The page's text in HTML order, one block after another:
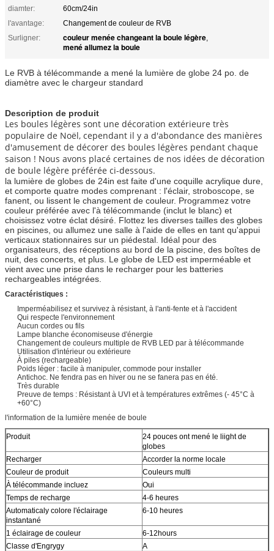
diamter:
60cm/24in
l'avantage:
Changement de couleur de RVB
Surligner:
couleur menée changeant la boule légère,
mené allumez la boule
Le RVB à télécommande a mené la lumière de globe 24 po. de
diamètre avec le chargeur standard
Description de produit
Les boules légères sont une décoration extérieure très
populaire de Noël, cependant il y a d'abondance des manières
d'amusement de décorer des boules légères pendant chaque
saison ! Nous avons placé certaines de nos idées de décoration
de boule légère préférée ci-dessous.
la lumière de globes de 24in est faite d'une coquille acrylique dure,
et comporte quatre modes comprenant : l'éclair, stroboscope, se
fanent, ou lissent le changement de couleur. Programmez votre
couleur préférée avec l'à télécommande (inclut le blanc) et
choisissez votre éclat désiré. Flottez les diverses tailles des globes
en piscines, ou allumez une salle à l'aide de elles en tant qu'appui
verticaux stationnaires sur un piédestal. Idéal pour des
organisateurs, des réceptions au bord de la piscine, des boîtes de
nuit, des concerts, et plus. Le globe de LED est imperméable et
vient avec une prise dans le recharger pour les batteries
rechargeables intégrées.
Caractéristiques :
Imperméabilisez et survivez à résistant, à l'anti-fente et à l'accident
Qui respecte l'environnement
Aucun cordes ou fils
Lampe blanche économiseuse d'énergie
Changement de couleurs multiple de RVB LED par à télécommande
Utilisation d'intérieur ou extérieure
À piles (rechargeable)
Poids léger : facile à manipuler, commode pour installer
Antichoc. Ne fendra pas en hiver ou ne se fanera pas en été.
Très durable
Preuve de temps : Résistant à UVI et à températures extrêmes (- 45°C à
+60°C)
l'information de la lumière menée de boule
Produit
24 pouces ont mené le liight de
globes
Recharger
Accorder la norme locale
Couleur de produit
Couleurs multi
À télécommande incluez
Oui
Temps de recharge
4-6 heures
Automaticaly colore l'éclairage
instantané
6-10 heures
1 éclairage de couleur
6-12hours
Classe d'Engrygy
A